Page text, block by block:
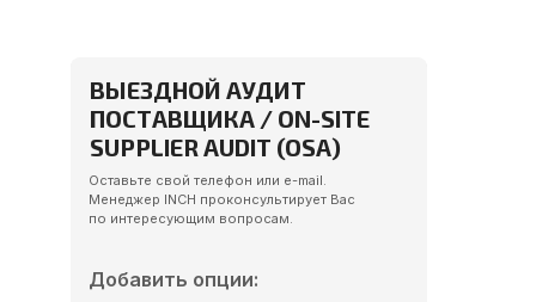
ВЫЕЗДНОЙ АУДИТ
ПОСТАВЩИКА / ON-SITE
SUPPLIER AUDIT (OSA)
Добавить опции:
Оставьте свой телефон или e-mail.
Менеджер INCH проконсультирует Вас
по интересующим вопросам.